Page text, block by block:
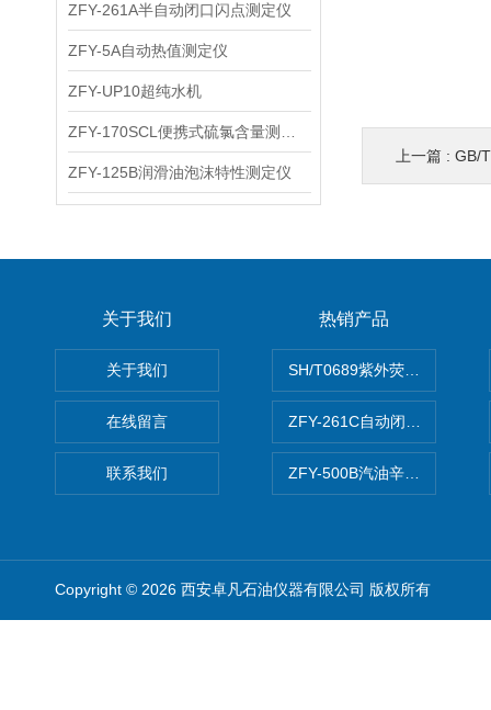
ZFY-261A半自动闭口闪点测定仪
ZFY-5A自动热值测定仪
ZFY-UP10超纯水机
ZFY-125B润滑油泡沫特性测定仪
上一篇 : GB/
关于我们
关于我们
在线留言
联系我们
热销产品
SH/T0689紫外荧光测硫仪
ZFY-261C自动闭口闪点测定
ZFY-500B汽油辛烷值测定仪
Copyright © 2026 西安卓凡石油仪器有限公司 版权所有